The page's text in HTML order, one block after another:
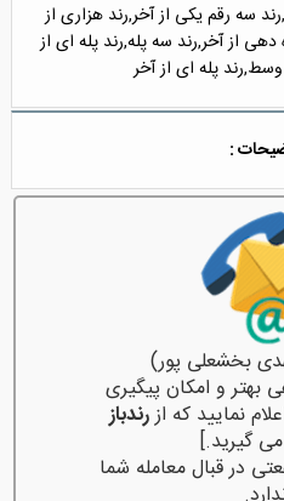
سه رقم یکی از آخر,رند هزاری از
از آخر,رند سه پله,رند پله ای از
پله ای از آخر
:
بخشعلی پور)
و امکان پیگیری
نمایید که ازرندباز
گیرید.]
در قبال معامله شما